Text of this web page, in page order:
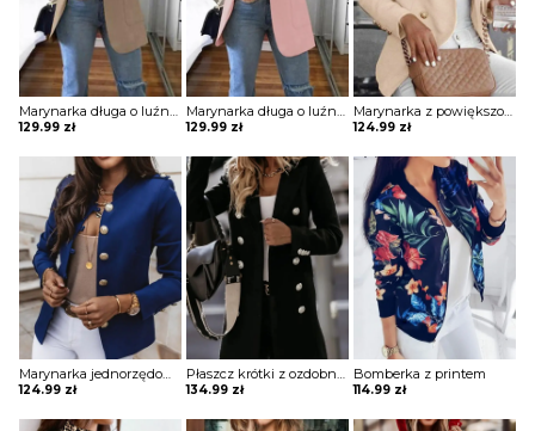
Marynarka długa o luźnym kroju z kieszeniami
129.99 zł
Marynarka długa o luźnym kroju z kieszeniami
129.99 zł
Marynarka z powiększonymi ramionami z ozdobnymi guzikami
124.99 zł
Marynarka jednorzędowa z ozdobnymi guzikami
124.99 zł
Płaszcz krótki z ozdobnymi guzikami
134.99 zł
Bomberka z printem
114.99 zł